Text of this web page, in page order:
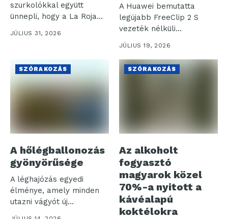
szurkolókkal együtt
ünnepli, hogy a La Roja
(spanyol...
JÚLIUS 31, 2026
A Huawei bemutatta
legújabb FreeClip 2 S
vezeték nélküli
fülhallgatóját, amely a...
JÚLIUS 19, 2026
SZÓRAKOZÁS
A hőlégballonozás
gyönyörűsége
A léghajózás egyedi
élménye, amely minden
utazni vágyót új
tapasztalatokkal
SZÓRAKOZÁS
Az alkoholt
fogyasztó
magyarok közel
70%-a nyitott a
kávéalapú
koktélokra